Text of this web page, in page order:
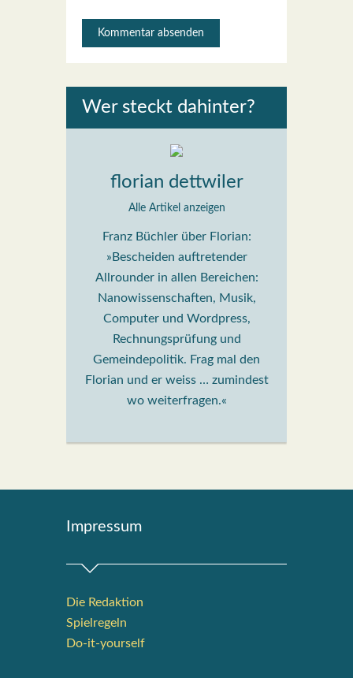
Wer steckt dahin­ter?
florian dettwiler
Alle Artikel anzeigen
Franz Büchler über Florian:
»Bescheiden auftretender
Allrounder in allen Bereichen:
Nanowissenschaften, Musik,
Computer und Wordpress,
Rechnungsprüfung und
Gemeindepolitik. Frag mal den
Florian und er weiss … zumindest
wo weiterfragen.«
Impres­sum
Die Redak­ti­on
Spiel­re­geln
Do-it-your­s­elf